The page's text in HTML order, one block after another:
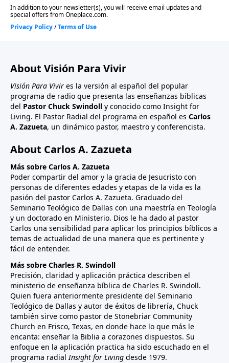
About Visión Para Vivir
Visión Para Vivir es la versión al español del popular
programa de radio que presenta las enseñanzas bíblicas
del Pastor Chuck Swindoll y conocido como Insight for
Living. El Pastor Radial del programa en español es Carlos
A. Zazueta, un dinámico pastor, maestro y conferencista.
About Carlos A. Zazueta
Más sobre Carlos A. Zazueta
Poder compartir del amor y la gracia de Jesucristo con
personas de diferentes edades y etapas de la vida es la
pasión del pastor Carlos A. Zazueta. Graduado del
Seminario Teológico de Dallas con una maestría en Teología
y un doctorado en Ministerio. Dios le ha dado al pastor
Carlos una sensibilidad para aplicar los principios bíblicos a
temas de actualidad de una manera que es pertinente y
fácil de entender.
Más sobre Charles R. Swindoll
Precisión, claridad y aplicación práctica describen el
ministerio de enseñanza bíblica de Charles R. Swindoll.
Quien fuera anteriormente presidente del Seminario
Teológico de Dallas y autor de éxitos de librería, Chuck
también sirve como pastor de Stonebriar Community
Church en Frisco, Texas, en donde hace lo que más le
encanta: enseñar la Biblia a corazones dispuestos. Su
enfoque en la aplicación practica ha sido escuchado en el
programa radialInsight for Living desde 1979.